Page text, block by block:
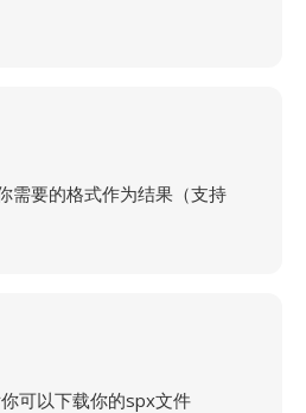
需要的格式作为结果（支持
可以下载你的spx文件